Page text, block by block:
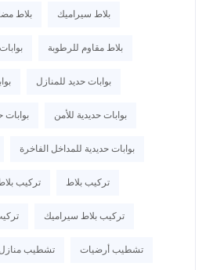
بلاط سيراميك بلاط
بلاط مقاوم للرطوبة
بوابات حديد للمنازل
بوابات حديدية للأمن بوابات
بوابات حديدية للمداخل الفاخرة
تركيب بلاط تركيب
تركيب بلاط سيراميك
تشطيب أرضيات تشطيب منازل